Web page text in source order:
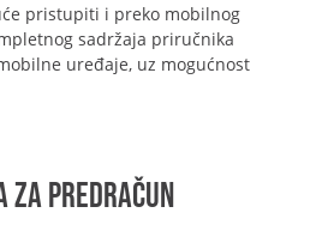
pristupiti i preko mobilnog
sadržaja priručnika
uređaje, uz mogućnost
ZA PREDRAČUN